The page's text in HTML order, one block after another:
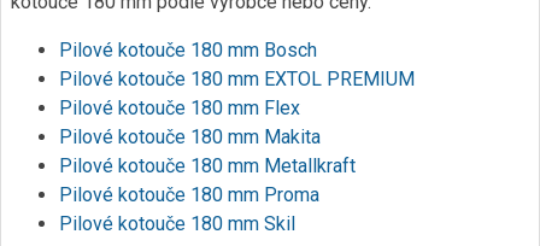
Pilové kotouče 180 mm Bosch
Pilové kotouče 180 mm EXTOL PREMIUM
Pilové kotouče 180 mm Flex
Pilové kotouče 180 mm Makita
Pilové kotouče 180 mm Metallkraft
Pilové kotouče 180 mm Proma
Pilové kotouče 180 mm Skil